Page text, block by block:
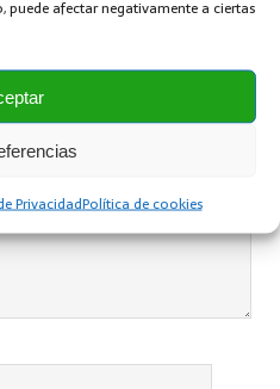
afectar negativamente a ciertas
PrivacidadPolítica de cookies
no será publicada.